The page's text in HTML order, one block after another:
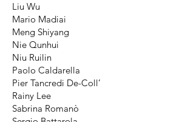
Liu Wu
Mario Madiai
Meng Shiyang
Nie Qunhui
Niu Ruilin
Paolo Caldarella
Pier Tancredi De-Coll’
Rainy Lee
Sabrina Romanò